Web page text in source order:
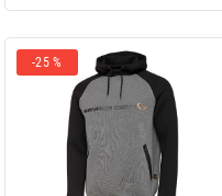
-25 %